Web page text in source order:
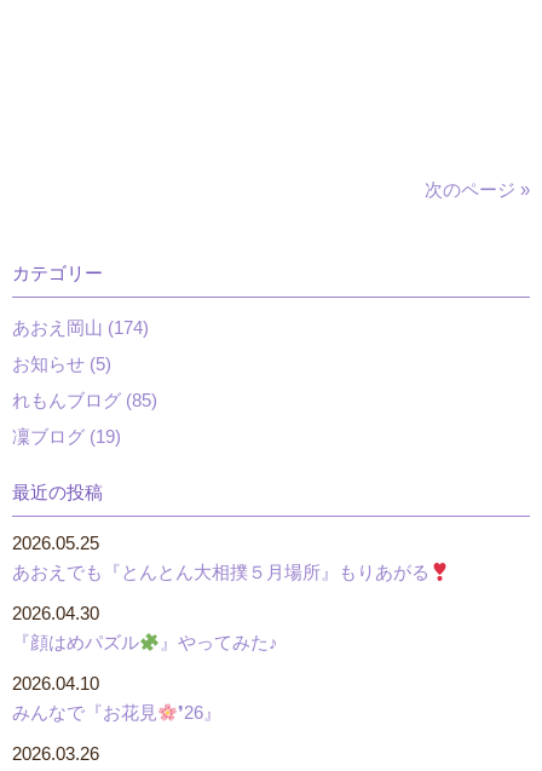
次のページ »
カテゴリー
あおえ岡山 (174)
お知らせ (5)
れもんブログ (85)
凜ブログ (19)
最近の投稿
あおえでも『とんとん大相撲５月場所』もりあがる
2026.05.25
『顔はめパズル 』やってみた♪
2026.04.30
みんなで『お花見 ❜26』
2026.04.10
2026.03.26